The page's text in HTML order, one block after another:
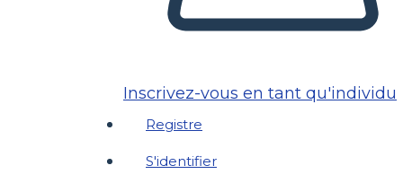
Inscrivez-vous en tant qu'individu
Registre
S'identifier